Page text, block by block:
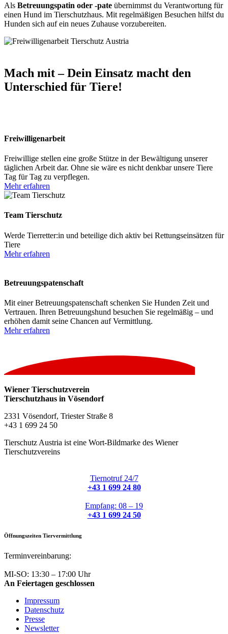
Als Betreuungspatin oder -pate übernimmst du Verantwortung für
einen Hund im Tierschutzhaus. Mit regelmäßigen Besuchen hilfst du
Hunden sich auf ein neues Zuhause vorzubereiten.
Mach mit – Dein Einsatz macht den
Unterschied für Tiere!
Freiwilligenarbeit
Freiwillige stellen eine große Stütze in der Bewältigung unserer
täglichen Arbeit dar. Ohne sie wäre es nicht denkbar unsere Tiere
Tag für Tag zu verpflegen.
Mehr erfahren
Team Tierschutz
Werde Tierretter:in und beteilige dich aktiv bei Rettungseinsätzen für
Tiere
Mehr erfahren
Betreuungspatenschaft
Mit einer Betreuungspatenschaft schenken Sie Hunden Zeit und
Vertrauen. Ihren Betreuungshund besuchen Sie regelmäßig – und
erhöhen damit seine Chancen auf Vermittlung.
Mehr erfahren
Wiener Tierschutzverein
Tierschutzhaus in Vösendorf
2331 Vösendorf, Triester Straße 8
+43 1 699 24 50
Tierschutz Austria ist eine Wort-Bildmarke des Wiener
Tierschutzvereins
Tiernotruf 24/7
+43 1 699 24 80
Empfang: 08 – 19
+43 1 699 24 50
Öffnungszeiten Tiervermittlung
Terminvereinbarung:
MI-SO: 13:30 – 17:00 Uhr
An Feiertagen geschlossen
Impressum
Datenschutz
Presse
Newsletter